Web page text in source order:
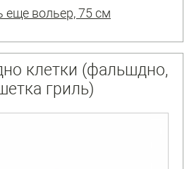
еще вольер, 75 см
клетки (фальшдно,
гриль)